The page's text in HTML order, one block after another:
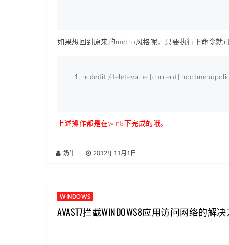
如果想回到原来的metro风格呢，只要执行下命令就可
bcdedit /deletevalue {current}
上述操作都是在win8下完成的哦。
奶牛 2012年11月1日
WINDOWS
AVAST7拦截WINDOWS8应用访问网络的解